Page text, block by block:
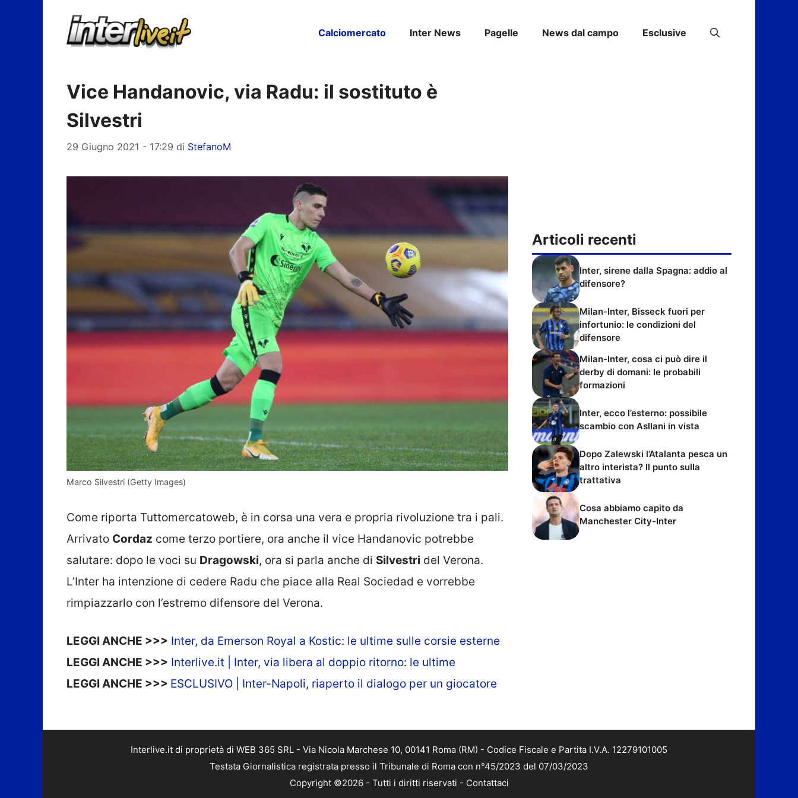
Calciomercato Inter News Pagelle News dal campo Esclusive
Vice Handanovic, via Radu: il sostituto è
Silvestri
29 Giugno 2021 - 17:29 di StefanoM
Marco Silvestri (Getty Images)
Come riporta Tuttomercatoweb, è in corsa una vera e propria rivoluzione tra i pali.
Arrivato Cordaz come terzo portiere, ora anche il vice Handanovic potrebbe
salutare: dopo le voci su Dragowski, ora si parla anche di Silvestri del Verona.
L’Inter ha intenzione di cedere Radu che piace alla Real Sociedad e vorrebbe
rimpiazzarlo con l’estremo difensore del Verona.
LEGGI ANCHE >>> Inter, da Emerson Royal a Kostic: le ultime sulle corsie esterne
LEGGI ANCHE >>> Interlive.it | Inter, via libera al doppio ritorno: le ultime
LEGGI ANCHE >>> ESCLUSIVO | Inter-Napoli, riaperto il dialogo per un giocatore
Articoli recenti
Inter, sirene dalla Spagna: addio al
difensore?
Milan-Inter, Bisseck fuori per
infortunio: le condizioni del
difensore
Milan-Inter, cosa ci può dire il
derby di domani: le probabili
formazioni
Inter, ecco l’esterno: possibile
scambio con Asllani in vista
Dopo Zalewski l’Atalanta pesca un
altro interista? Il punto sulla
trattativa
Cosa abbiamo capito da
Manchester City-Inter
Interlive.it di proprietà di WEB 365 SRL - Via Nicola Marchese 10, 00141 Roma (RM) - Codice Fiscale e Partita I.V.A. 12279101005
Testata Giornalistica registrata presso il Tribunale di Roma con n°45/2023 del 07/03/2023
Copyright ©2026 - Tutti i diritti riservati - Contattaci